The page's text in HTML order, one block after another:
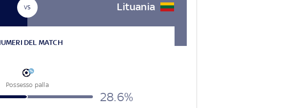
VS Lituania
DEL MATCH
Possesso palla
28.6%